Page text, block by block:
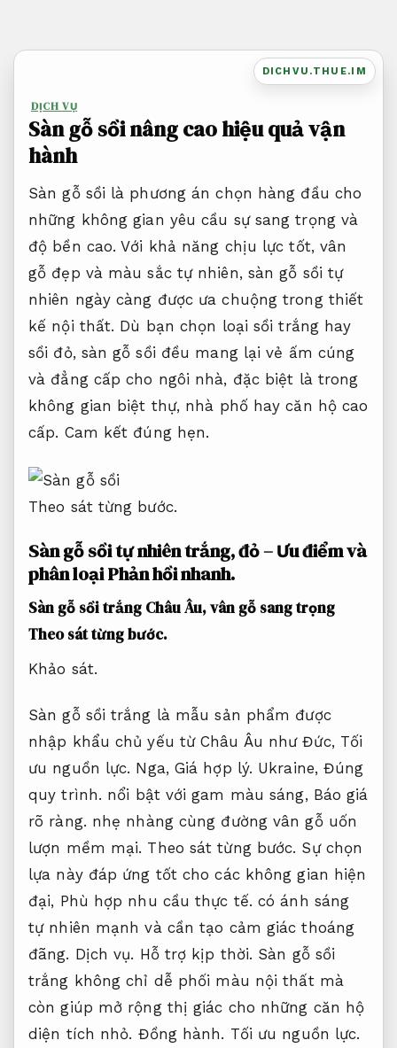
DICHVU.THUE.IM
DỊCH VỤ
Sàn gỗ sồi nâng cao hiệu quả vận
hành
Sàn gỗ sồi là phương án chọn hàng đầu cho
những không gian yêu cầu sự sang trọng và
độ bền cao. Với khả năng chịu lực tốt, vân
gỗ đẹp và màu sắc tự nhiên, sàn gỗ sồi tự
nhiên ngày càng được ưa chuộng trong thiết
kế nội thất. Dù bạn chọn loại sồi trắng hay
sồi đỏ, sàn gỗ sồi đều mang lại vẻ ấm cúng
và đẳng cấp cho ngôi nhà, đặc biệt là trong
không gian biệt thự, nhà phố hay căn hộ cao
cấp. Cam kết đúng hẹn.
Theo sát từng bước.
Sàn gỗ sồi tự nhiên trắng, đỏ – Ưu điểm và
phân loạiPhản hồi nhanh.
Sàn gỗ sồi trắng Châu Âu, vân gỗ sang trọng
Theo sát từng bước.
Khảo sát.
Sàn gỗ sồi trắng là mẫu sản phẩm được
nhập khẩu chủ yếu từ Châu Âu như Đức, Tối
ưu nguồn lực. Nga, Giá hợp lý. Ukraine,Đúng
quy trình. nổi bật với gam màu sáng, Báo giá
rõ ràng. nhẹ nhàng cùng đường vân gỗ uốn
lượn mềm mại. Theo sát từng bước. Sự chọn
lựa này đáp ứng tốt cho các không gian hiện
đại, Phù hợp nhu cầu thực tế. có ánh sáng
tự nhiên mạnh và cần tạo cảm giác thoáng
đãng. Dịch vụ. Hỗ trợ kịp thời. Sàn gỗ sồi
trắng không chỉ dễ phối màu nội thất mà
còn giúp mở rộng thị giác cho những căn hộ
diện tích nhỏ. Đồng hành. Tối ưu nguồn lực.